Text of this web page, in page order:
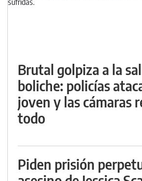
Brutal golpiza a la
boliche: policías
joven y las cámaras
todo
Piden prisión